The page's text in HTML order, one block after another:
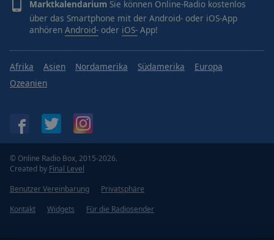
Marktkalendarium Sie können Online-Radio kostenlos
über das Smartphone mit der Android- oder iOS-App
anhören Android- oder iOS- App!
Afrika Asien Nordamerika Südamerika
Europa
Ozeanien
© Online Radio Box, 2015-2026.
Created by Final Level
Benutzer Vereinbarung
Privatsphäre
Kontakt
Widgets Für die Radiosender